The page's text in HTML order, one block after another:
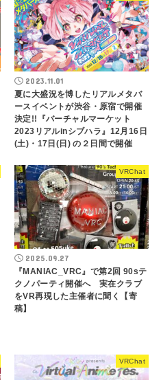
2023.11.01
夏に大盛況を博したリアルメタバ
ースイベントが渋谷・原宿で開催
決定!!『バーチャルマーケット
2023リアルinシブハラ』12月16日
(土)・17日(日) の２日間で開催
VRChat
2025.09.27
『MANIAC_VRC』で第2回 90sテ
クノパーティ開催へ 実在クラブ
をVR再現した主催者に聞く【寄
稿】
VRChat